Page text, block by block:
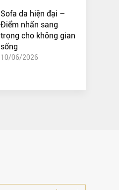
Sofa da hiện đại –
Điểm nhấn sang
trọng cho không gian
sống
10/06/2026